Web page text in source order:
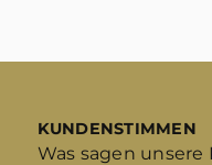
KUNDENSTIMMEN
Was sagen unsere